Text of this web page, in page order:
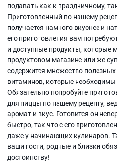
подавать как к праздничному,
Приготовленный по нашему
получается намного вкуснее и
его приготовления вам
и доступные продукты, которые
продуктовом магазине или же
содержится множество
витаминов, которые необходимы
Обязательно попробуйте
для пиццы по нашему рецепту,
аромат и вкус. Готовится он
быстро, так что с его
даже у начинающих кулинаров.
ваши гости, родные и близки
достоинству!